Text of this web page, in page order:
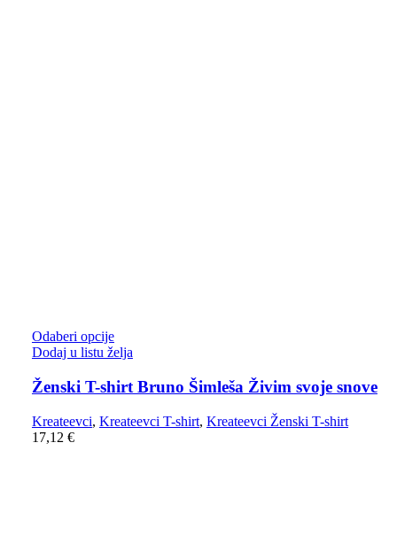
Odaberi opcije
Dodaj u listu želja
Ženski T-shirt Bruno Šimleša Živim svoje snove
Kreateevci, Kreateevci T-shirt, Kreateevci Ženski T-shirt
17,12 €